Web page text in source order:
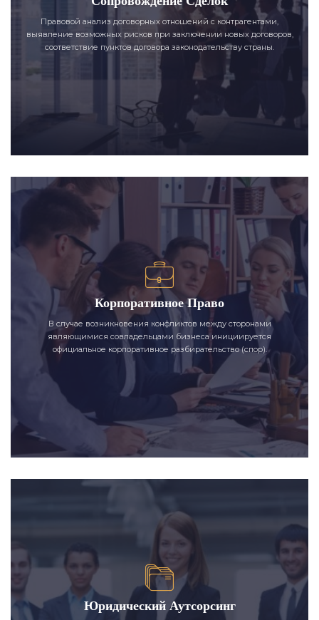
Правовой анализ договорных отношений с контрагентами,
выявление возможных рисков при заключении новых договоров,
соответствие пунктов договора законодательству страны.
Корпоративное Право
В случае возникновения конфликтов между сторонами
являющимися совладельцами бизнеса инициируется
официальное корпоративное разбирательство (спор).
Юридический Аутсорсинг